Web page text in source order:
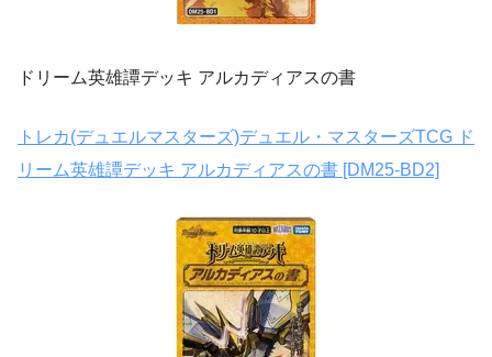
ドリーム英雄譚デッキ アルカディアスの書
トレカ(デュエルマスターズ)デュエル・マスターズTCG ド
リーム英雄譚デッキ アルカディアスの書 [DM25-BD2]